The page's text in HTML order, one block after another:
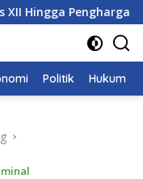
Penghargaan
Politik Hukum